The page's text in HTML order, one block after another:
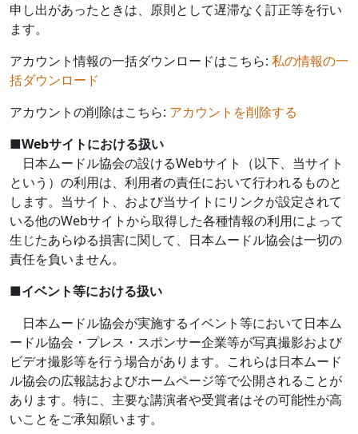
申し出があったときは、原則として遅滞なく訂正等を行い
ます。
アカウント情報の一括ダウンロードはこちら: 私の情報の一
括ダウンロード
アカウントの削除はこちら: アカウントを削除する
■Webサイトにおける扱い
日本ムードル協会の設けるWebサイト（以下、当サイト
という）の利用は、利用者の責任において行われるものと
します。当サイト、および当サイトにリンクが設定されて
いる他のWebサイトから取得した各種情報の利用によって
生じたあらゆる損害に関して、日本ムードル協会は一切の
責任を負いません。
■イベント等における扱い
日本ムードル協会が実施するイベント等において日本ム
ードル協会・プレス・スポンサー企業等が写真撮影および
ビデオ撮影等を行う場合があります。これらは日本ムード
ル協会の広報誌およびホームページ等で公開されることが
あります。特に、主要な講演者や受賞者はその可能性が高
いことをご承知願います。